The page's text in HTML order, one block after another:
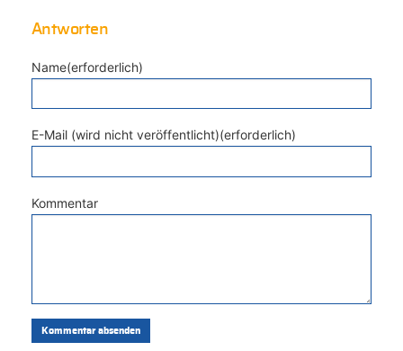
Antworten
Name(erforderlich)
E-Mail (wird nicht veröffentlicht)(erforderlich)
Kommentar